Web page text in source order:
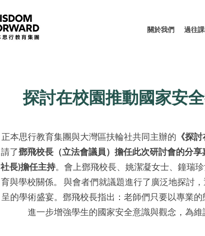
關於我們 過往
探討在校園推動國家安
正本思行教育集團與大灣區扶輪社共同主辦的 《探
請了鄧飛校長（立法會議員）擔任此次研討會的分
社長)擔任主持。會上鄧飛校長、姚潔凝女士、鐘瑞
育與學校關係。 與會者們就議題進行了廣泛地探討
呈的學術盛宴。鄧飛校長指出：老師們只要以專業
進一步增強學生的國家安全意識與觀念，為